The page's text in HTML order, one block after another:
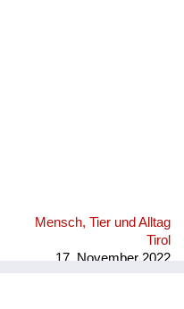
Mensch, Tier und Alltag
Tirol
17. November 2022